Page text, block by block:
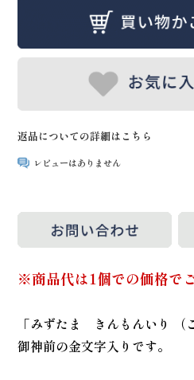
返品についての詳細はこちら
レビューはありません
※商品代は1個での価格で
「みずたま きんもんいり （
御神前の金文字入りです。